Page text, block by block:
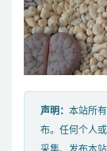
声明： 本站所
布。任何个人